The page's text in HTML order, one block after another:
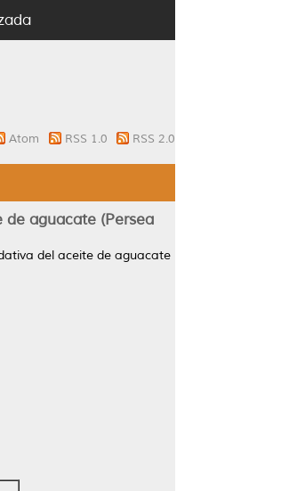
Atom RSS 1.0 RSS 2.0
aguacate (Persea
del aceite de aguacate